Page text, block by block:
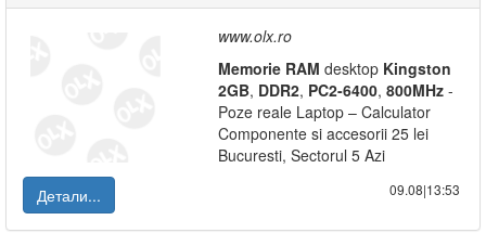
www.olx.ro
Memorie RAM desktop Kingston
2GB, DDR2, PC2-6400, 800MHz -
Poze reale Laptop – Calculator
Componente si accesorii 25 lei
Bucuresti, Sectorul 5 Azi
Детали...
09.08|13:53